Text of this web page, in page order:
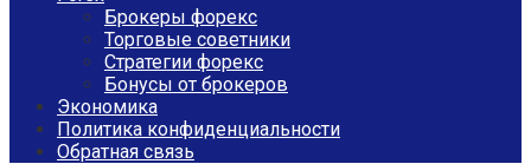
Брокеры форекс
Торговые советники
Стратегии форекс
Бонусы от брокеров
Экономика
Политика конфиденциальности
Обратная связь